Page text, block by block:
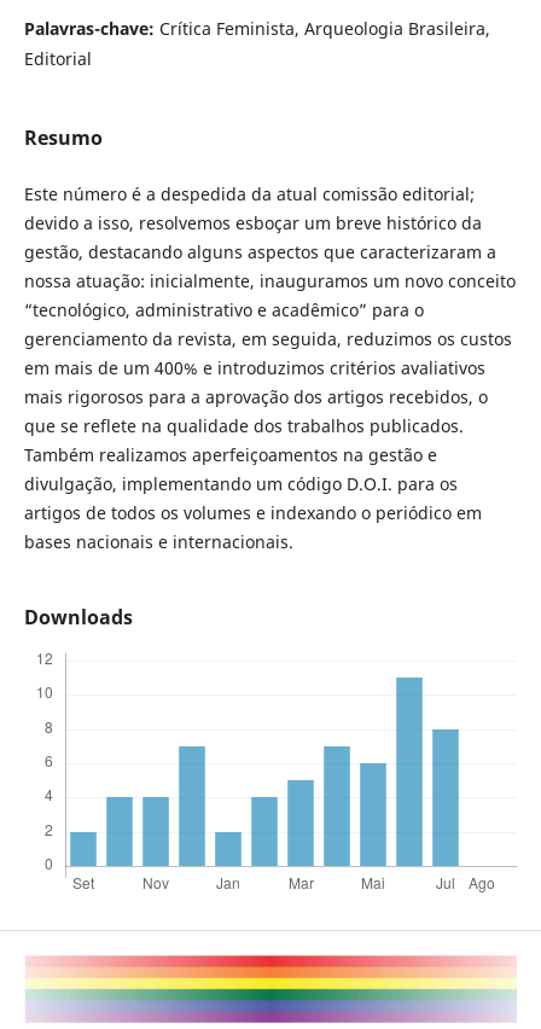
Palavras-chave: Crítica Feminista, Arqueologia Brasileira,
Editorial
Resumo
Este número é a despedida da atual comissão editorial;
devido a isso, resolvemos esboçar um breve histórico da
gestão, destacando alguns aspectos que caracterizaram a
nossa atuação: inicialmente, inauguramos um novo conceito
“tecnológico, administrativo e acadêmico” para o
gerenciamento da revista, em seguida, reduzimos os custos
em mais de um 400% e introduzimos critérios avaliativos
mais rigorosos para a aprovação dos artigos recebidos, o
que se reflete na qualidade dos trabalhos publicados.
Também realizamos aperfeiçoamentos na gestão e
divulgação, implementando um código D.O.I. para os
artigos de todos os volumes e indexando o periódico em
bases nacionais e internacionais.
Downloads